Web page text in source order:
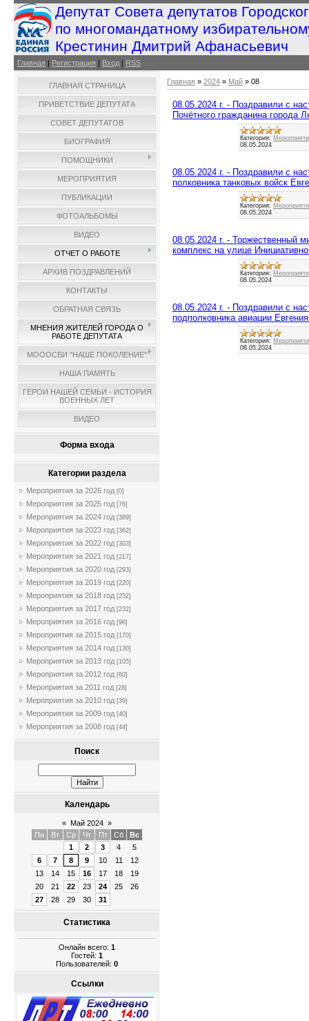
Депутат Совета депутатов
по многомандатному
Крестинин Дмитрий Афанасьевич
Главная | Регистрация | Вход | RSS
ГЛАВНАЯ СТРАНИЦА
ПРИВЕТСТВИЕ ДЕПУТАТА
СОВЕТ ДЕПУТАТОВ
БИОГРАФИЯ
ПОМОЩНИКИ
МЕРОПРИЯТИЯ
ПУБЛИКАЦИИ
ФОТОАЛЬБОМЫ
ВИДЕО
ОТЧЕТ О РАБОТЕ
АРХИВ ПОЗДРАВЛЕНИЙ
КОНТАКТЫ
ОБРАТНАЯ СВЯЗЬ
МНЕНИЯ ЖИТЕЛЕЙ ГОРОДА О
РАБОТЕ ДЕПУТАТА
МОООСВИ "НАШЕ ПОКОЛЕНИЕ"
НАША ПАМЯТЬ
ГЕРОИ НАШЕЙ СЕМЬИ - ИСТОРИЯ
ВОЕННЫХ ЛЕТ
ВИДЕО
Форма входа
Категории раздела
Мероприятия за 2026 год [0]
Мероприятия за 2025 год [76]
Мероприятия за 2024 год [389]
Мероприятия за 2023 год [362]
Мероприятия за 2022 год [303]
Мероприятия за 2021 год [217]
Мероприятия за 2020 год [293]
Мероприятия за 2019 год [220]
Мероприятия за 2018 год [252]
Мероприятия за 2017 год [232]
Мероприятия за 2016 год [96]
Мероприятия за 2015 год [170]
Мероприятия за 2014 год [130]
Мероприятия за 2013 год [105]
Мероприятия за 2012 год [60]
Мероприятия за 2011 год [28]
Мероприятия за 2010 год [39]
Мероприятия за 2009 год [40]
Мероприятия за 2008 год [44]
Поиск
Календарь
« Май 2024 »
Пн
Вт Ср Чт Пт Сб
Вс
1
2 3 4
5
6
7 8 9 10 11
12
13
14 15 16 17 18
19
20
21 22 23 24 25
26
27
28 29 30 31
Статистика
Онлайн всего: 1
Гостей: 1
Пользователей: 0
Ссылки
Главная » 2024 » Май » 08
08.05.2024 г. - Поздравили с
Почётного гражданина города
Категория:
08.05.2024
08.05.2024 г. - Поздравили с
полковника танковых войск
Категория:
08.05.2024
08.05.2024 г. - Торжественный
комплекс на улице
Категория:
08.05.2024
08.05.2024 г. - Поздравили с
подполковника авиации
Категория:
08.05.2024